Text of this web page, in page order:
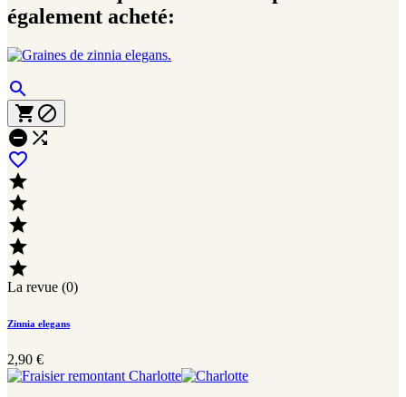
également acheté:

 
 






La revue (0)
Zinnia elegans
2,90 €